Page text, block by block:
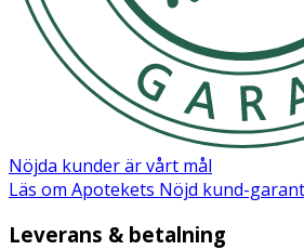
Superabsorbent:
Material: Polyacrylat
Funktion: Magasinera urin
Barriärelastik:
Material: Syntetiskt gummi;
Funktion: Elastiktrådarna förhindrar
produkten följsam samt ger en bra
Nöjda kunder är vårt mål
Läs om Apotekets Nöjd kund-
Leverans & betalning